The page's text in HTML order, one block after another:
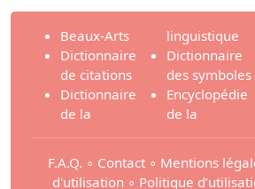
Beaux-Arts
Dictionnaire
de citations
Dictionnaire
de la
linguistique
Dictionnaire
des symboles
Encyclopédie
de la
F.A.Q. ∘ Contact ∘ Mentions
d'utilisation ∘ Politique